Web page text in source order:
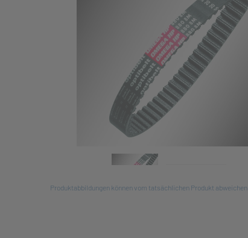
Produktabbildungen können vom tatsächlichen Produkt abweichen